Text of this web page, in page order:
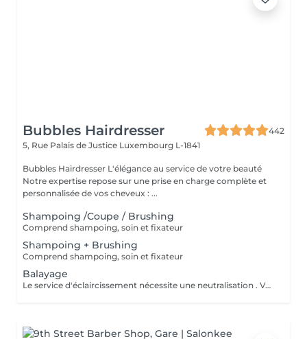
Bubbles Hairdresser
442
5, Rue Palais de Justice Luxembourg L-1841
Bubbles Hairdresser L'élégance au service de votre beauté
Notre expertise repose sur une prise en charge complète et
personnalisée de vos cheveux : ...
Shampoing /Coupe / Brushing
Comprend shampoing, soin et fixateur
Shampoing + Brushing
Comprend shampoing, soin et fixateur
Balayage
Le service d'éclaircissement nécessite une neutralisation . Veuillez cliquer sur le service Patine/Gloss